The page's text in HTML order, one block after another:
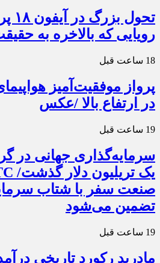
رویایی که بالاخره به
18 ساعت قبل
پرواز موفقیت‌آمیز
در ارتفاع بالا /عکس
19 ساعت قبل
سرمایه‌گذاری جهانی در
صنعت سفر با شتاب
تضمین می‌شود
19 ساعت قبل
مادرید رکورد تاریخی